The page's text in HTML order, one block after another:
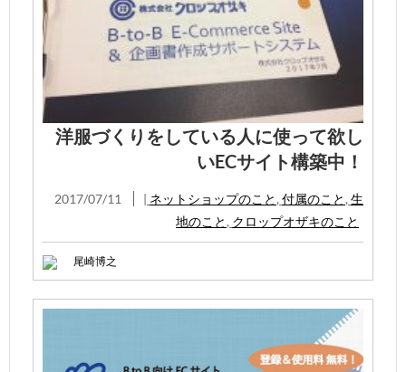
洋服づくりをしている人に使って欲し
いECサイト構築中！
2017/07/11 | ネットショップのこと , 付属のこと , 生
地のこと , クロップオザキのこと
尾崎博之